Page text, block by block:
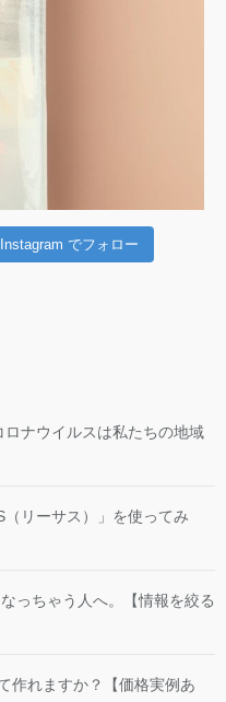
Instagram でフォロー
ロナウイルスは私たちの地域
リーサス）」を使ってみ
っちゃう人へ。【情報を絞る
作れますか？【価格実例あ